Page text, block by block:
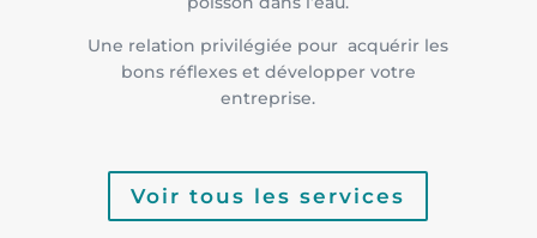
Une relation privilégiée pour acquérir les
bons réflexes et développer votre
entreprise.
Voir tous les services